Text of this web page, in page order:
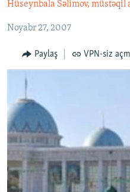
FƏRQƏ BAX
QANUNI DOĞRU
ARAŞDIRMA
VIDEO
FOTOQALEREYA
İNFOQRAFIKA
KARIKATURA
RADIO ARXIV
OXU ZALI
AZƏRBAYCAN ƏDƏBIYYATI
İSLAM VƏ DEMOKRATIYA
İZ - MƏDƏNIYYƏT PROQRAMI
HAQQIMIZDA
MISSIYAMIZ
PEŞƏ ETIKASI VƏ JURNALISTIKA
MATERIALLARIMIZDAN ISTIFADƏ
BIZI IZLƏ
Hüseynbala Səlimov, müstəqil
Noyabr 27, 2007
Paylaş VPN-siz